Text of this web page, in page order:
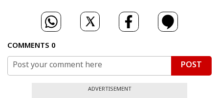
COMMENTS 0
POST
ADVERTISEMENT